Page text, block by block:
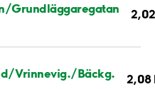
Grundläggaregatan
Vrinnevig./Bäckg. 2,08